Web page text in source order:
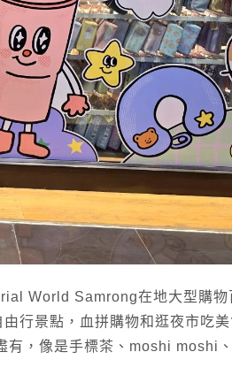
World Samrong在地大型購物
行景點，血拼購物和逛夜市吃美
有，像是手標茶、moshi moshi